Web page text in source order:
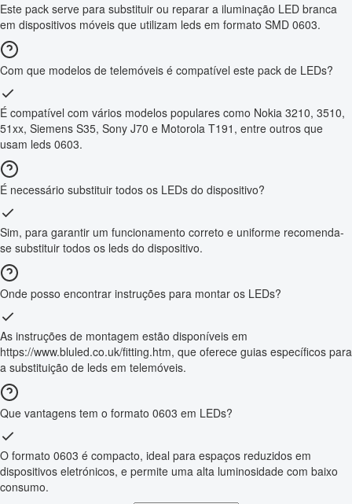
Este pack serve para substituir ou reparar a iluminação LED branca
em dispositivos móveis que utilizam leds em formato SMD 0603.
Com que modelos de telemóveis é compatível este pack de LEDs?
É compatível com vários modelos populares como Nokia 3210, 3510,
51xx, Siemens S35, Sony J70 e Motorola T191, entre outros que
usam leds 0603.
É necessário substituir todos os LEDs do dispositivo?
Sim, para garantir um funcionamento correto e uniforme recomenda-
se substituir todos os leds do dispositivo.
Onde posso encontrar instruções para montar os LEDs?
As instruções de montagem estão disponíveis em
https://www.bluled.co.uk/fitting.htm, que oferece guias específicos para
a substituição de leds em telemóveis.
Que vantagens tem o formato 0603 em LEDs?
O formato 0603 é compacto, ideal para espaços reduzidos em
dispositivos eletrónicos, e permite uma alta luminosidade com baixo
consumo.